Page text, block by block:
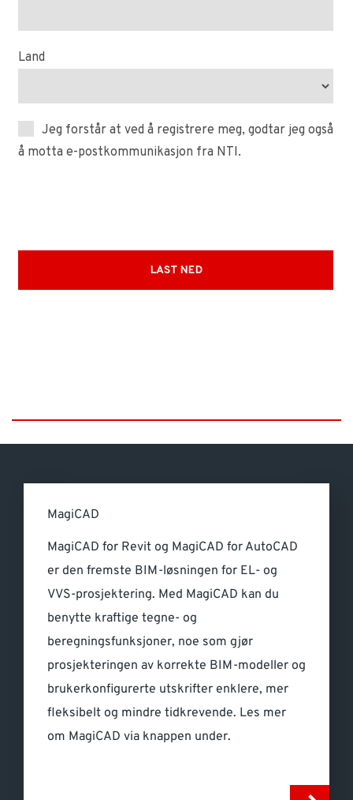
MagiCAD
MagiCAD for Revit og MagiCAD for AutoCAD
er den fremste BIM-løsningen for EL- og
VVS-prosjektering. Med MagiCAD kan du
benytte kraftige tegne- og
beregningsfunksjoner, noe som gjør
prosjekteringen av korrekte BIM-modeller og
brukerkonfigurerte utskrifter enklere, mer
fleksibelt og mindre tidkrevende. Les mer
om MagiCAD via knappen under.